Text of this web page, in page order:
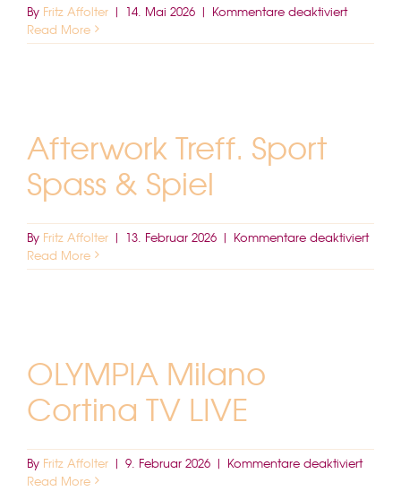
By Fritz Affolter | 14. Mai 2026 | Kommentare deaktiviertfür
WM
Read More
Afterwork Treff. Sport
Spass & Spiel
By Fritz Affolter | 13. Februar 2026 | Kommentare deaktiviertfür
Treff.
Read More
OLYMPIA Milano
Cortina TV LIVE
By Fritz Affolter | 9. Februar 2026 | Kommentare deaktiviertfür
Read More